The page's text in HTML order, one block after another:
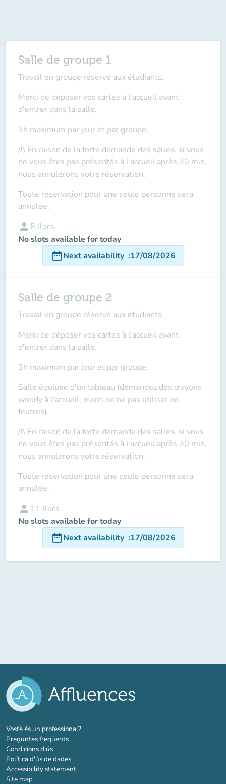
Salle de groupe 1
Travail en groupe réservé aux étudiants.
Merci de déposer vos cartes à l'accueil avant
d'entrer dans la salle.
3h maximum par jour et par groupe.
/!\ En raison de la forte demande des salles, si vous
ne vous êtes pas présentés à l'accueil après 30 min,
nous annulerons votre réservation.
Toute réservation pour une seule personne sera
annulée.
person 8 llocs
No slots available for today
date_rangeNext availability :17/08/2026
Salle de groupe 2
Travail en groupe réservé aux étudiants.
Merci de déposer vos cartes à l'accueil avant
d'entrer dans la salle.
3h maximum par jour et par groupe.
Salle équipée d'un tableau (demandez des crayons
woody à l'accueil, merci de ne pas utiliser de
feutres).
/!\ En raison de la forte demande des salles, si vous
ne vous êtes pas présentés à l'accueil après 30 min,
nous annulerons votre réservation.
Toute réservation pour une seule personne sera
annulée.
person 11 llocs
No slots available for today
date_rangeNext availability :17/08/2026
Vostè és un professional?(new tab)
Preguntes freqüents
Condicions d'ús
Política d'ús de dades
Accessibility statement
Site map